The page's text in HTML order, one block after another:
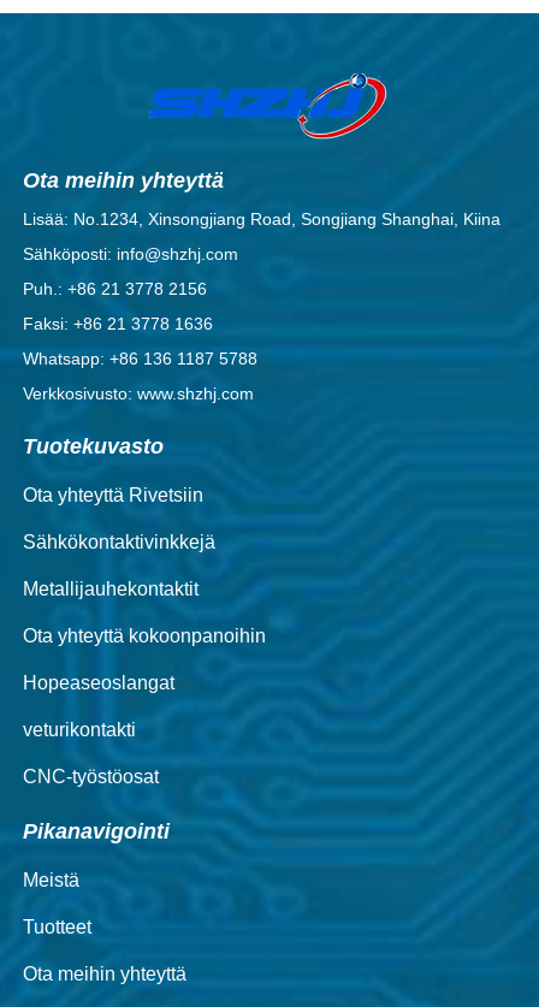
Ota meihin yhteyttä
Lisää: No.1234, Xinsongjiang Road, Songjiang Shanghai, Kiina
Sähköposti: info@shzhj.com
Puh.: +86 21 3778 2156
Faksi: +86 21 3778 1636
Whatsapp: +86 136 1187 5788
Verkkosivusto: www.shzhj.com
Tuotekuvasto
Ota yhteyttä Rivetsiin
Sähkökontaktivinkkejä
Metallijauhekontaktit
Ota yhteyttä kokoonpanoihin
Hopeaseoslangat
veturikontakti
CNC-työstöosat
Pikanavigointi
Meistä
Tuotteet
Ota meihin yhteyttä